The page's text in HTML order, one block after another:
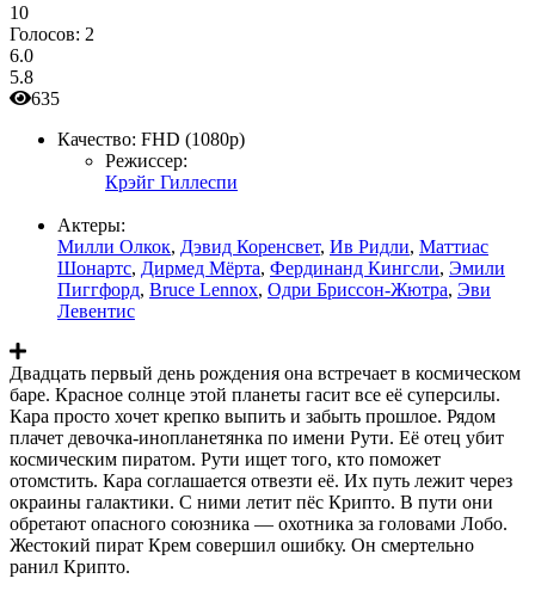
10
Голосов: 2
6.0
5.8
635
Качество: FHD (1080p)
Режиссер:
Крэйг Гиллеспи
Актеры:
Милли Олкок, Дэвид Коренсвет, Ив Ридли, Маттиас
Шонартс, Дирмед Мёрта, Фердинанд Кингсли, Эмили
Пиггфорд, Bruce Lennox, Одри Бриссон-Жютра, Эви
Левентис
Двадцать первый день рождения она встречает в космическом
баре. Красное солнце этой планеты гасит все её суперсилы.
Кара просто хочет крепко выпить и забыть прошлое. Рядом
плачет девочка-инопланетянка по имени Рути. Её отец убит
космическим пиратом. Рути ищет того, кто поможет
отомстить. Кара соглашается отвезти её. Их путь лежит через
окраины галактики. С ними летит пёс Крипто. В пути они
обретают опасного союзника — охотника за головами Лобо.
Жестокий пират Крем совершил ошибку. Он смертельно
ранил Крипто.